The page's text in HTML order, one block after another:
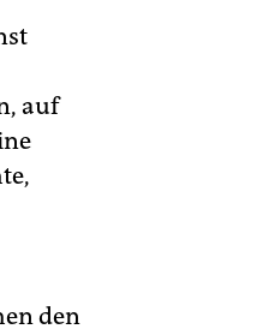
auf
den